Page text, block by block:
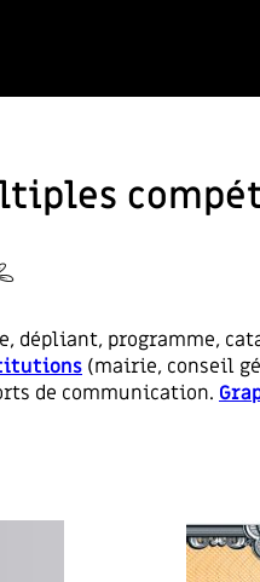
dépliant, programme,
(mairie, conseil
de communication.